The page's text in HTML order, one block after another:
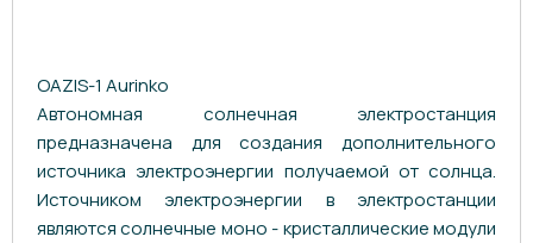
OAZIS-1 Aurinko
Автономная солнечная электростанция
предназначена для создания дополнительного
источника электроэнергии получаемой от солнца.
Источником электроэнергии в электростанции
являются солнечные моно - кристаллические модули